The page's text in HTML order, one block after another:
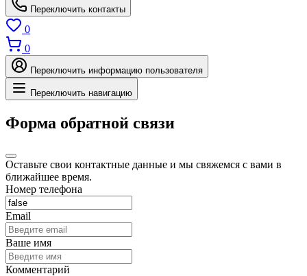
Переключить контакты
0
0
Переключить информацию пользователя
Переключить навигацию
Форма обратной связи
Оставьте свои контактные данные и мы свяжемся с вами в
ближайшее время.
Номер телефона
Email
Ваше имя
Комментарий